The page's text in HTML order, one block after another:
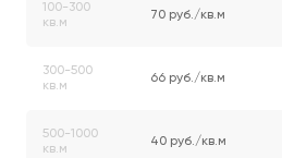
100-300
кв.м
70 руб./кв.м
300-500
кв.м
66 руб./кв.м
500-1000
кв.м
40 руб./кв.м